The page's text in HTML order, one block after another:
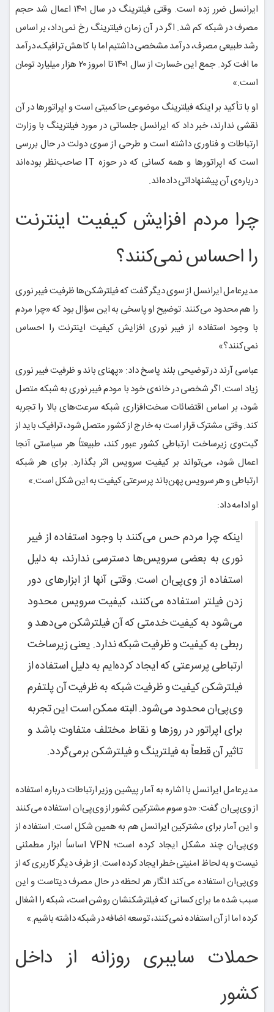
ایرانسل ضرر زده است. وقتی فیلترینگ در سال ۱۴۰۱ اعمال شد حجم
مصرف در شبکه کم شد. اگر در آن زمان فیلترینگ رخ نمی‌داد، بر اساس
رشد طبیعی مصرف، درآمد مشخصی داشتیم اما با کاهش ترافیک، درآمد
ما افت کرد. جمع این خسارت از سال ۱۴۰۱ تا امروز ۲۰ هزار میلیارد تومان
است.»
او با تأکید بر اینکه فیلترینگ موضوعی حاکمیتی است و اپراتورها در آن
نقشی ندارند، خبر داد که ایرانسل جلساتی در مورد فیلترینگ با وزارت
ارتباطات و فناوری داشته است و طرحی از سوی دولت در حال بررسی
است که اپراتورها و همه کسانی که در حوزه IT صاحب‌نظر بوده‌اند
درباره‌ی آن پیشنهاداتی داده‌اند.
چرا مردم افزایش کیفیت اینترنت
را احساس نمی‌کنند؟
مدیرعامل ایرانسل از سوی دیگر گفت که فیلترشکن‌ها ظرفیت فیبر نوری
را هم محدود می‌کنند. توضیح او پاسخی به این سؤال بود که «چرا مردم
با وجود استفاده از فیبر نوری افزایش کیفیت اینترنت را احساس
نمی‌کنند؟»
عباسی آرند در توضیحی بلند پاسخ داد: «پهنای باند و ظرفیت فیبر نوری
زیاد است. اگر شخصی در خانه‌ی خود با مودم فیبر نوری به شبکه متصل
شود، بر اساس اقتضائات سخت‌افزاری شبکه سرعت‌های بالا را تجربه
کند. وقتی مشترک قرار است به خارج از کشور متصل شود، ترافیک باید از
گیت‌وی زیرساخت ارتباطی کشور عبور کند، طبیعتاً هر سیاستی آنجا
اعمال شود، می‌تواند بر کیفیت سرویس اثر بگذارد. برای هر شبکه
ارتباطی و هر سرویس پهن‌باند پرسرعتی کیفیت به این شکل است.»
او ادامه داد:
اینکه چرا مردم حس می‌کنند با وجود استفاده از فیبر
نوری به بعضی سرویس‌ها دسترسی ندارند، به دلیل
استفاده از وی‌پی‌ان است. وقتی آنها از ابزارهای دور
زدن فیلتر استفاده می‌کنند، کیفیت سرویس محدود
می‌شود به کیفیت خدمتی که آن فیلترشکن می‌دهد و
ربطی به کیفیت و ظرفیت شبکه ندارد. یعنی زیرساخت
ارتباطی پرسرعتی که ایجاد کرده‌ایم به دلیل استفاده از
فیلترشکن کیفیت و ظرفیت شبکه به ظرفیت آن پلتفرم
وی‌پی‌ان محدود می‌شود. البته ممکن است این تجربه
برای اپراتور در روزها و نقاط مختلف متفاوت باشد و
تاثیر آن قطعاً به فیلترینگ و فیلترشکن برمی‌گردد.
مدیرعامل ایرانسل با اشاره به آمار پیشین وزیر ارتباطات درباره استفاده
از وی‌پی‌ان گفت: «دو سوم مشترکین کشور از وی‌پی‌ان استفاده می‌کنند
و این آمار برای مشترکین ایرانسل هم به همین شکل است. استفاده از
وی‌پی‌ان چند مشکل ایجاد کرده است؛ VPN اساساً ابزار مطمئنی
نیست و به لحاظ امنیتی خطر ایجاد کرده است. از طرف دیگر کاربری که از
وی‌پی‌ان استفاده می‌کند انگار هر لحظه در حال مصرف دیتاست و این
سبب شده ما برای کسانی که فیلترشکنشان روشن است، شبکه را اشغال
کرده اما از آن استفاده نمی‌کنند، توسعه اضافه در شبکه داشته باشیم.»
حملات سایبری روزانه از داخل
کشور